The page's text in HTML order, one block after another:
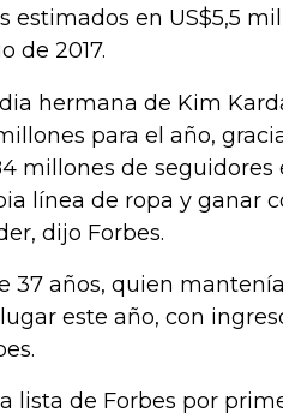
en US$5,5
de 2017.
hermana de Kim
para el año,
millones de
línea de ropa y ganar
dijo Forbes.
37 años, quien
este año, con
lista de Forbes por